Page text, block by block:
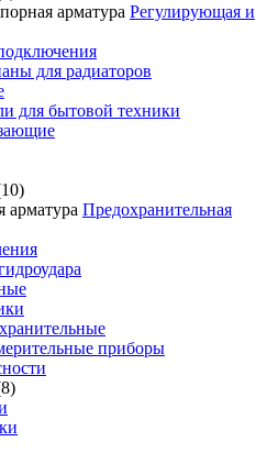
Регулирующая и
для радиаторов
для бытовой техники
Предохранительная
приборы